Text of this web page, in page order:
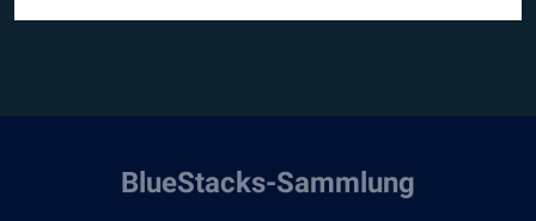
BlueStacks-Sammlung